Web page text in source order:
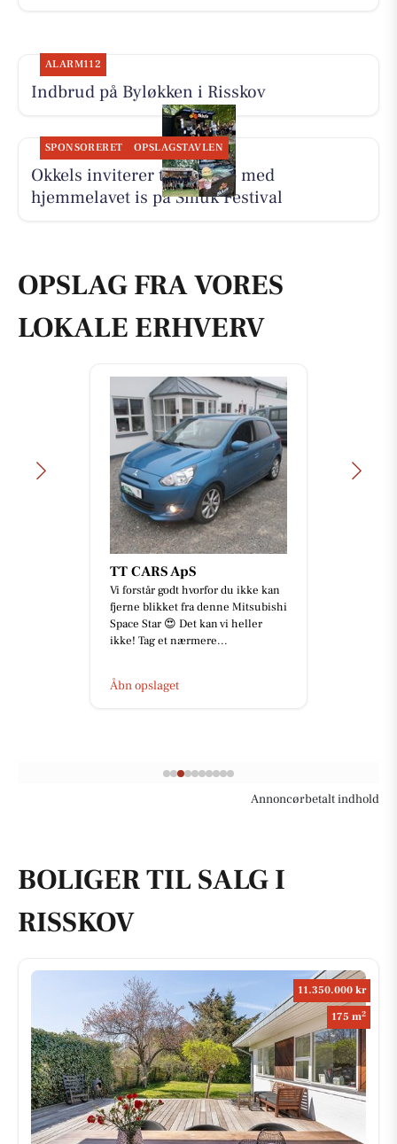
ALARM112
Indbrud på Byløkken i Risskov
SPONSORERET OPSLAGSTAVLEN
Okkels inviterer til pit stop med
hjemmelavet is på Smuk Festival
OPSLAG FRA VORES
LOKALE ERHVERV
TT CARS ApS
Vi forstår godt hvorfor du ikke kan
fjerne blikket fra denne Mitsubishi
Space Star 😍 Det kan vi heller
ikke! Tag et nærmere...
Åbn opslaget
Annoncørbetalt indhold
BOLIGER TIL SALG I
RISSKOV
11.350.000 kr
175 m2